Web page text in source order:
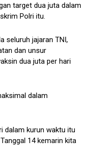
target dua juta dalam
Polri itu.
seluruh jajaran TNI,
dan unsur
dua juta per hari
dalam
dalam kurun waktu itu
14 kemarin kita